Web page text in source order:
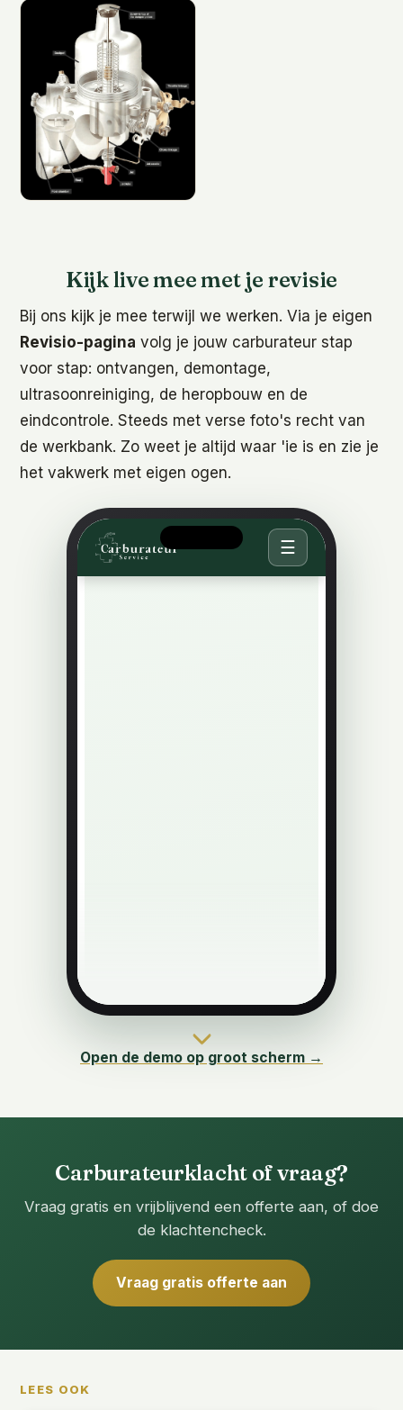
Kijk live mee met je revisie
Bij ons kijk je mee terwijl we werken. Via je eigen
Revisio-pagina volg je jouw carburateur stap
voor stap: ontvangen, demontage,
ultrasoonreiniging, de heropbouw en de
eindcontrole. Steeds met verse foto's recht van
de werkbank. Zo weet je altijd waar 'ie is en zie je
het vakwerk met eigen ogen.
Open de demo op groot scherm →
Carburateurklacht of vraag?
Vraag gratis en vrijblijvend een offerte aan, of doe
de klachtencheck.
Vraag gratis offerte aan
LEES OOK